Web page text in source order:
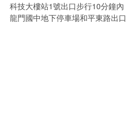
科技大樓站1號出口步行10分鐘內
龍門國中地下停車場和平東路出口